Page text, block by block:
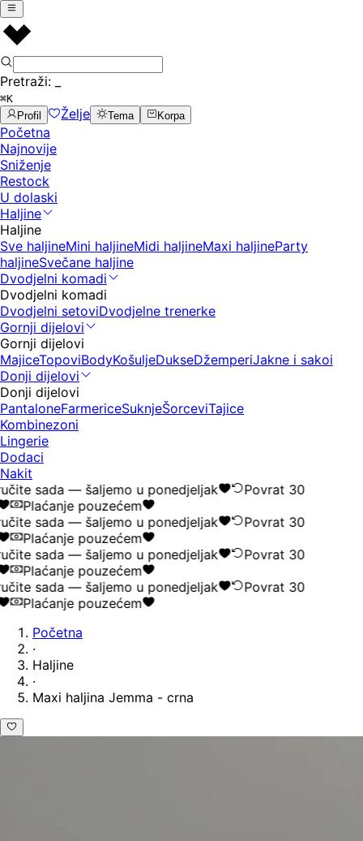
Pretraži:
⌘K
Profil
Želje Tema Korpa
Početna
Najnovije
Sniženje
Restock
U dolaski
Haljine
Haljine
Sve haljineMini haljineMidi haljineMaxi haljineParty
haljineSvečane haljine
Dvodjelni komadi
Dvodjelni komadi
Dvodjelni setoviDvodjelne trenerke
Gornji dijelovi
Gornji dijelovi
MajiceTopoviBodyKošuljeDukseDžemperiJakne i sakoi
Donji dijelovi
Donji dijelovi
PantaloneFarmericeSuknjeŠorceviTajice
Kombinezoni
Lingerie
Dodaci
Nakit
sada — šaljemo u ponedjeljak
Povrat 30
Plaćanje pouzećem
sada — šaljemo u ponedjeljak
Povrat 30
Plaćanje pouzećem
sada — šaljemo u ponedjeljak
Povrat 30
Plaćanje pouzećem
sada — šaljemo u ponedjeljak
Povrat 30
Plaćanje pouzećem
Početna
·
Haljine
·
Maxi haljina Jemma - crna